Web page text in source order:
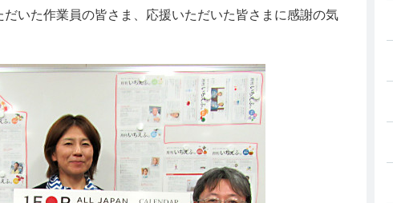
いた作業員の皆さま、応援いただいた皆さまに感謝の気